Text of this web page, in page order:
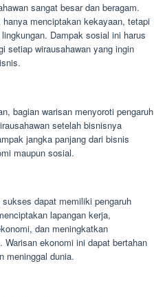
sangat besar dan beragam.
menciptakan kekayaan, tetapi
Dampak sosial ini harus
setiap wirausahawan yang ingin
bagian warisan menyoroti pengaruh
setelah bisnisnya
jangka panjang dari bisnis
maupun sosial.
dapat memiliki pengaruh
lapangan kerja,
dan meningkatkan
ekonomi ini dapat bertahan
meninggal dunia.